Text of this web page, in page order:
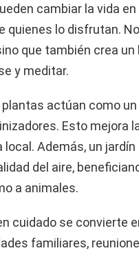
cambiar la vida en
quienes lo disfrutan.
que también crea
y meditar.
actúan como
Esto mejora
Además, un jardín
del aire,
a animales.
cuidado se convierte
familiares,